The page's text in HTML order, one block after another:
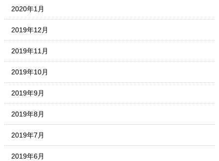
2020年1月
2019年12月
2019年11月
2019年10月
2019年9月
2019年8月
2019年7月
2019年6月